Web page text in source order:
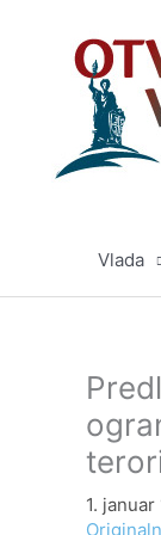
Vlada
1. januar